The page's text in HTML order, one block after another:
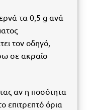
τα 0,5 g ανά
τον οδηγό,
σε ακραίο
αν η ποσότητα
επιτρεπτό όρια